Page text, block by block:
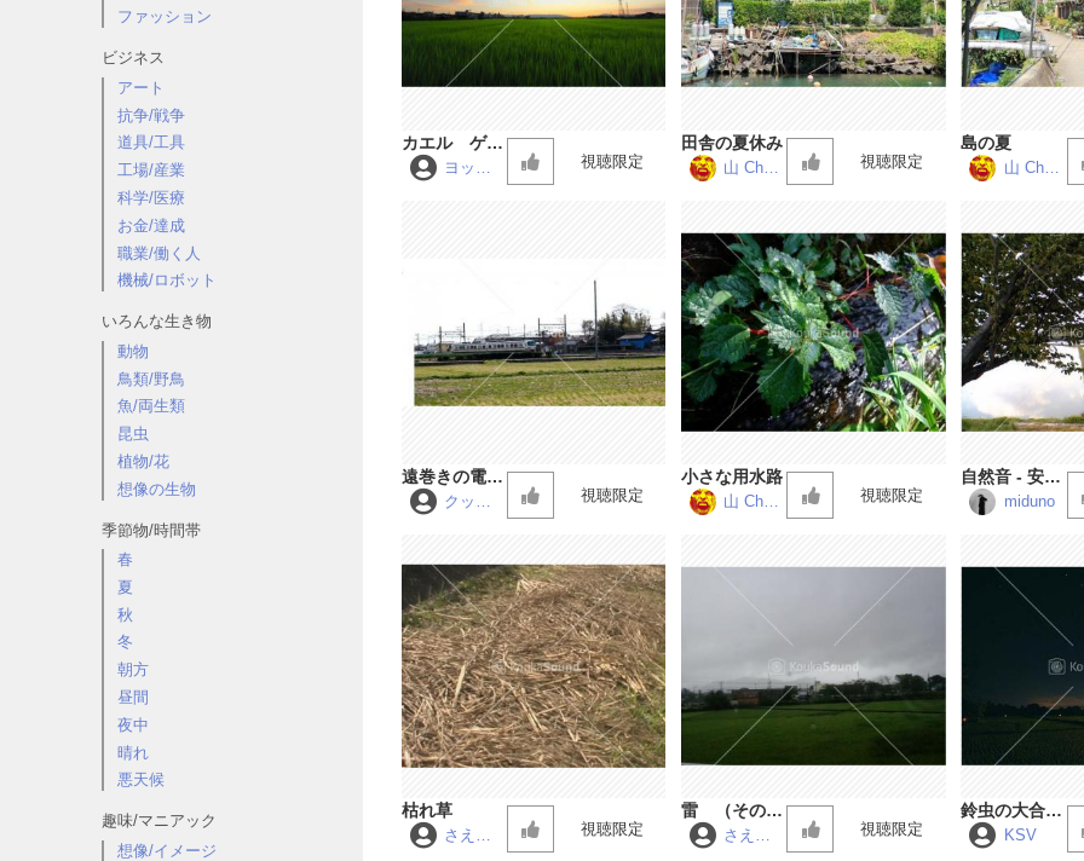
ファッション
ビジネス
アート
抗争/戦争
道具/工具
工場/産業
科学/医療
お金/達成
職業/働く人
機械/ロボット
いろんな生き物
動物
鳥類/野鳥
魚/両生類
昆虫
植物/花
想像の生物
季節物/時間帯
春
夏
秋
冬
朝方
昼間
夜中
晴れ
悪天候
趣味/マニアック
想像/イメージ
カエル ゲコ
ゲコ ヨッシ
視聴限定
田舎の夏休み
山 Chan
視聴限定
島の夏
山 Chan
遠巻きの電車
通過音クッピ
視聴限定
小さな用水路
山 Chan
視聴限定
自然音 - 安曇
野 - カエルの
miduno
枯れ草
さえず
視聴限定
雷 （その
２） さえず
視聴限定
鈴虫の大合
唱 深夜の田
KSV